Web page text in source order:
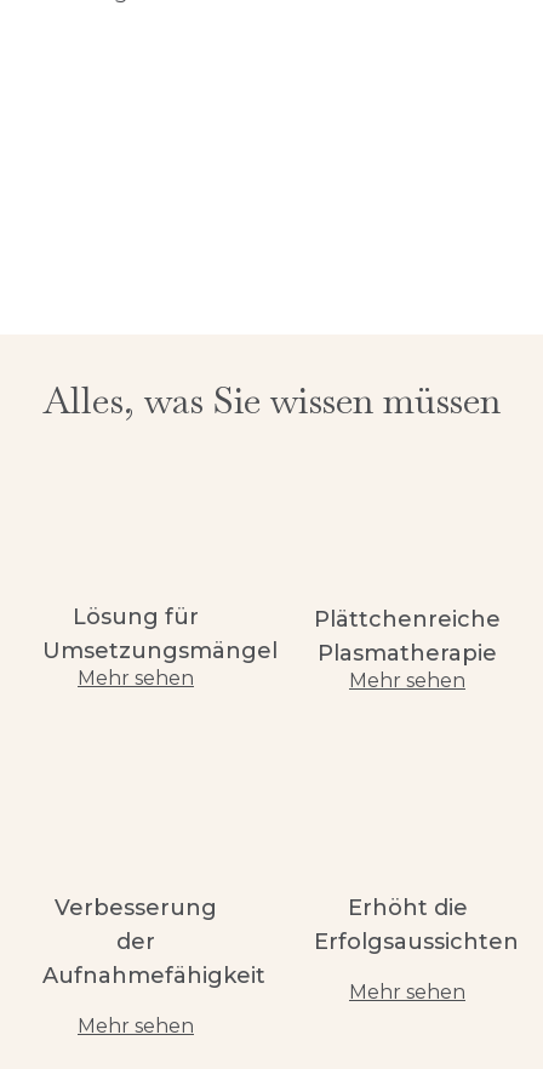
Alles, was Sie wissen müssen
Lösung für
Umsetzungsmängel
Mehr sehen
Plättchenreiche
Plasmatherapie
Mehr sehen
Verbesserung
der
Aufnahmefähigkeit
Mehr sehen
Erhöht die
Erfolgsaussichten
Mehr sehen